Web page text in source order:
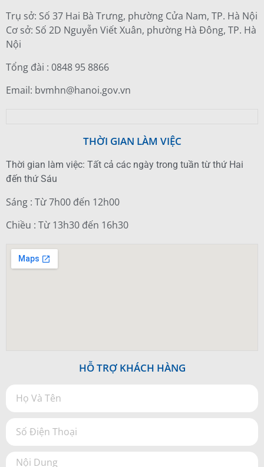
Trụ sở: Số 37 Hai Bà Trưng, phường Cửa Nam, TP. Hà Nội
Cơ sở: Số 2D Nguyễn Viết Xuân, phường Hà Đông, TP. Hà
Nội
Tổng đài : 0848 95 8866
Email: bvmhn@hanoi.gov.vn
THỜI GIAN LÀM VIỆC
Thời gian làm việc: Tất cả các ngày trong tuần từ thứ Hai
đến thứ Sáu
Sáng : Từ 7h00 đến 12h00
Chiều : Từ 13h30 đến 16h30
HỖ TRỢ KHÁCH HÀNG